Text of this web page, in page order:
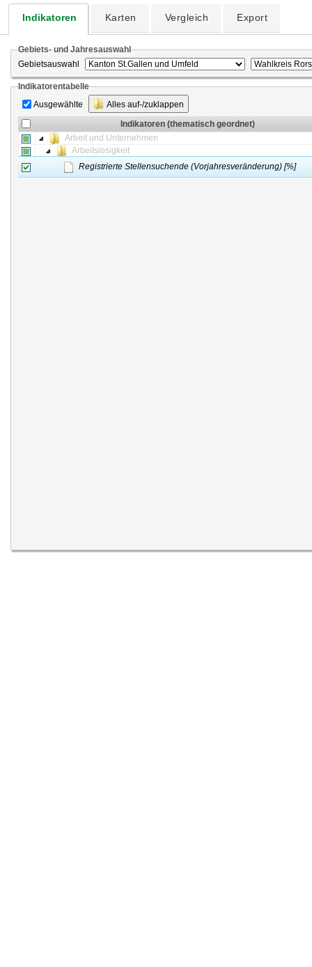
Indikatoren Karten Vergleich Export
Gebiets- und Jahresauswahl
Gebietsauswahl
Indikatorentabelle
Ausgewählte
Alles auf-/zuklappen
Indikatoren (thematisch geordnet)
Arbeit und Unternehmen
Arbeitslosigkeit
Registrierte Stellensuchende (Vorjahresveränderung) [%]